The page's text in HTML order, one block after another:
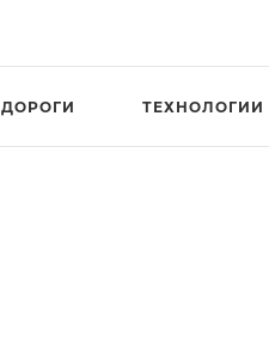
ДОРОГИ ТЕХНОЛОГИИ